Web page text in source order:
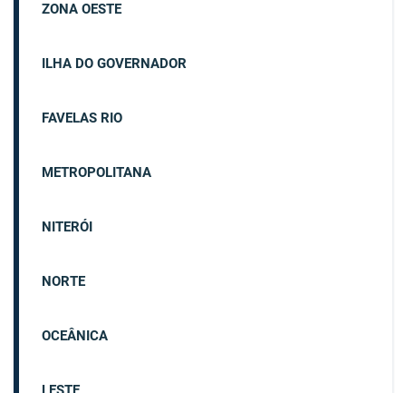
ZONA OESTE
ILHA DO GOVERNADOR
FAVELAS RIO
METROPOLITANA
NITERÓI
NORTE
OCEÂNICA